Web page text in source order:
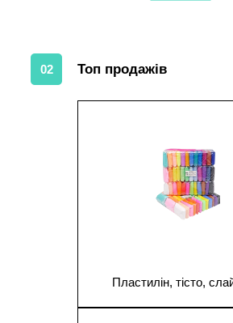
02 Топ продажів
Пластилін, тісто,